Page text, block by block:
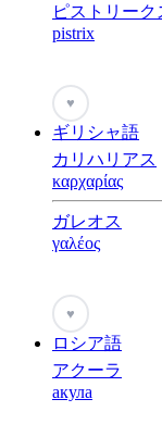
ピストリーク
pistrix
♥
ギリシャ語
カリハリアス
καρχαρίας
ガレオス
γαλέος
♥
ロシア語
アクーラ
акула